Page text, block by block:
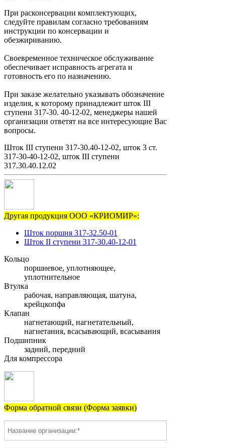
При расконсервации комплектующих,
следуйте правилам согласно требованиям
инструкции по консервации и
обезжириванию.
Своевременное техническое обслуживание
обеспечивает исправность агрегата и
готовность его по назначению.
При заказе желательно указывать обозначение
изделия, к которому принадлежит шток III
ступени 317-30. 40-12-02, менеджеры нашей
организации ответят на все интересующие Вас
вопросы.
Шток III ступени 317-30.40-12-02, шток 3 ст.
317-30-40-12-02, шток III ступени
317.30.40.12.02
Другая продукция ООО «КРИОМИР»:
Шток поршня 317-32.50-01
Шток II ступени 317-30.40-12-01
Кольцо
поршневое, уплотняющее,
уплотнительное
Втулка
рабочая, направляющая, шатуна,
крейцкопфа
Клапан
нагнетающий, нагнетательный,
нагнетания, всасывающий, всасывания
Подшипник
задний, передний
Для компрессора
Форма обратной связи (Форма заявки)